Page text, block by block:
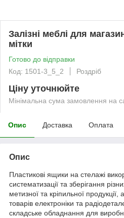
Залізні меблі для
мітки
Готово до відправки
Код: 1501-3_5_2
Роздріб
Ціну уточнюйте
Мінімальна сума замовлення на
Опис Доставка Оплата
Опис
Пластикові ящики на стелажі
систематизації та зберігання
метизної та кріпильної продукції,
товарів електроніки та
складське обладнання для